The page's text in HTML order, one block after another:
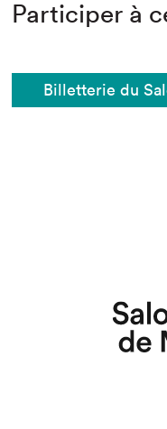
Participer à
Billetterie du